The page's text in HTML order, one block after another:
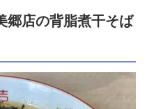
郷店の背脂煮干そば